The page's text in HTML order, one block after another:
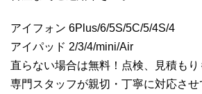
アイフォン 6Plus/6/5S/5C/5/4S/4
アイパッド 2/3/4/mini/Air
直らない場合は無料！点検、見積もり
専門スタッフが親切・丁寧に対応させ